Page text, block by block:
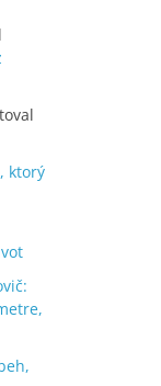
ktorý